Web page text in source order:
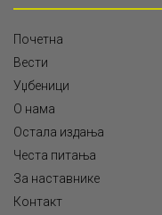
Почетна
Вести
Уџбеници
О нама
Остала издања
Честа питања
За наставнике
Контакт